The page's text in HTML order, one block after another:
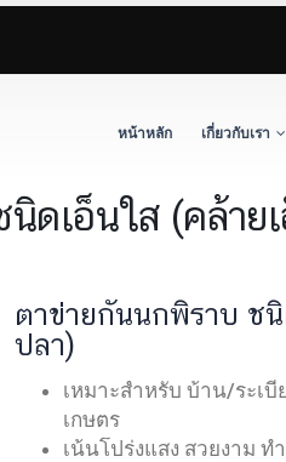
หน้าหลัก เกี่ยวกับเรา
ดเอ็นใส (คล้าย
ตาข่ายกันนกพิราบ ช
ปลา)
เหมาะสำหรับ บ้าน/ระเ
เกษตร
เน้นโปร่งแสง สวยงาม